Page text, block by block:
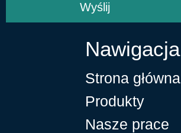
Wyślij
Nawigacja
Strona główna
Produkty
Nasze prace